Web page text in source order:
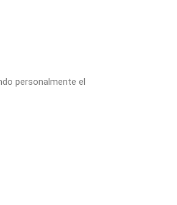
personalmente el